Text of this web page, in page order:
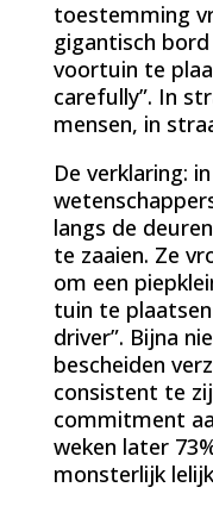
toestemming
gigantisch
voortuin te
carefully”. In
mensen, in
De verklaring:
langs de
te zaaien. Ze
om een
tuin te
driver”. Bijna
bescheiden
consistent te
commitment
weken later
monsterlijk